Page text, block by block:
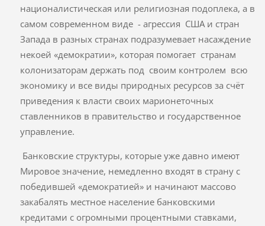
националистическая или религиозная подоплека, а в
самом современном виде - агрессия США и стран
Запада в разных странах подразумевает насаждение
некоей «демократии», которая помогает странам
колонизаторам держать под своим контролем всю
экономику и все виды природных ресурсов за счёт
приведения к власти своих марионеточных
ставленников в правительство и государственное
управление.
Банковские структуры, которые уже давно имеют
Мировое значение, немедленно входят в страну с
победившей «демократией» и начинают массово
закабалять местное население банковскими
кредитами с огромными процентными ставками,